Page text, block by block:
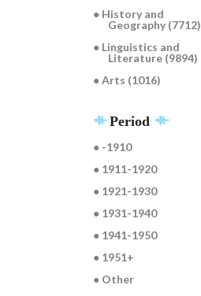
● History and
Geography (7712)
● Linguistics and
Literature (9894)
● Arts (1016)
Period
● -1910
● 1911-1920
● 1921-1930
● 1931-1940
● 1941-1950
● 1951+
● Other